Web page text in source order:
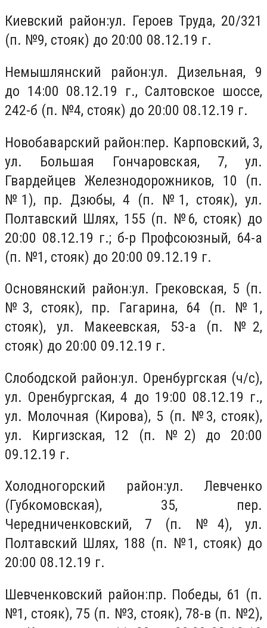
Киевский район:ул. Героев Труда, 20/321
(п. №9, стояк) до 20:00 08.12.19 г.
Немышлянский район:ул. Дизельная, 9
до 14:00 08.12.19 г., Салтовское шоссе,
242-б (п. №4, стояк) до 20:00 08.12.19 г.
Новобаварский район:пер. Карповский, 3,
ул. Большая Гончаровская, 7, ул.
Гвардейцев Железнодорожников, 10 (п.
№1), пр. Дзюбы, 4 (п. №1, стояк), ул.
Полтавский Шлях, 155 (п. №6, стояк) до
20:00 08.12.19 г.; б-р Профсоюзный, 64-а
(п. №1, стояк) до 20:00 09.12.19 г.
Основянский район:ул. Грековская, 5 (п.
№3, стояк), пр. Гагарина, 64 (п. №1,
стояк), ул. Макеевская, 53-а (п. №2,
стояк) до 20:00 09.12.19 г.
Слободской район:ул. Оренбургская (ч/с),
ул. Оренбургская, 4 до 19:00 08.12.19 г.,
ул. Молочная (Кирова), 5 (п. №3, стояк),
ул. Киргизская, 12 (п. №2) до 20:00
09.12.19 г.
Холодногорский район:ул. Левченко
(Губкомовская), 35, пер.
Чередниченковский, 7 (п. №4), ул.
Полтавский Шлях, 188 (п. №1, стояк) до
20:00 08.12.19 г.
Шевченковский район:пр. Победы, 61 (п.
№1, стояк), 75 (п. №3, стояк), 78-в (п. №2),